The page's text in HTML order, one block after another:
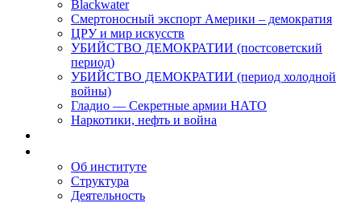
Blackwater
Смертоносный экспорт Америки – демократия
ЦРУ и мир искусств
УБИЙСТВО ДЕМОКРАТИИ (постсоветский
период)
УБИЙСТВО ДЕМОКРАТИИ (период холодной
войны)
Гладио — Секретные армии НАТО
Наркотики, нефть и война
Об институте
Структура
Деятельность